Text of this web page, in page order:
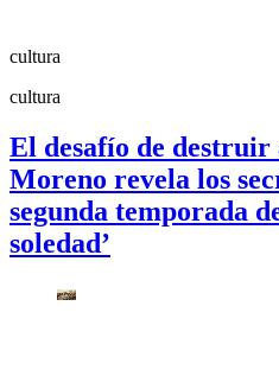
cultura
cultura
El desafío de
Moreno revela los
segunda temporada
soledad’